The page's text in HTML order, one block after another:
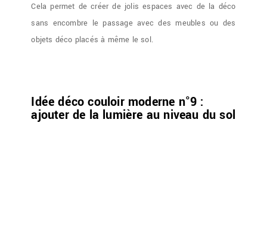
Cela permet de créer de jolis espaces avec de la déco
sans encombre le passage avec des meubles ou des
objets déco placés à même le sol.
Idée déco couloir moderne n°9 :
ajouter de la lumière au niveau du sol